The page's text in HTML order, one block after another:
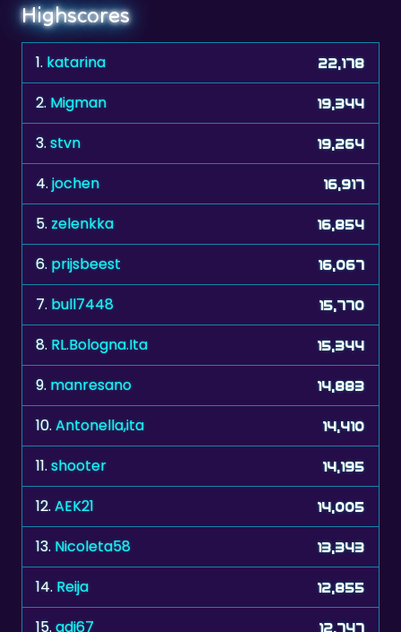
Highscores
1. katarina 22,178
2. Migman 19,344
3.stvn 19,264
4.jochen 16,917
5.zelenkka 16,854
6. prijsbeest 16,067
7. bull7448 15,770
8. RL.Bologna.Ita 15,344
9. manresano 14,883
10.Antonella,ita 14,410
11.shooter 14,195
12.AEK21 14,005
13. Nicoleta58 13,343
14. Reija 12,855
15.adi67 12,747